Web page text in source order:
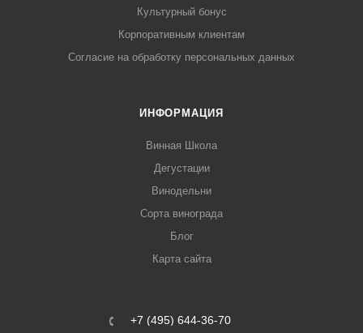
Культурный бонус
Корпоративным клиентам
Согласие на обработку персональных данных
ИНФОРМАЦИЯ
Винная Школа
Дегустации
Винодельни
Сорта винограда
Блог
Карта сайта
+7 (495) 644-36-70